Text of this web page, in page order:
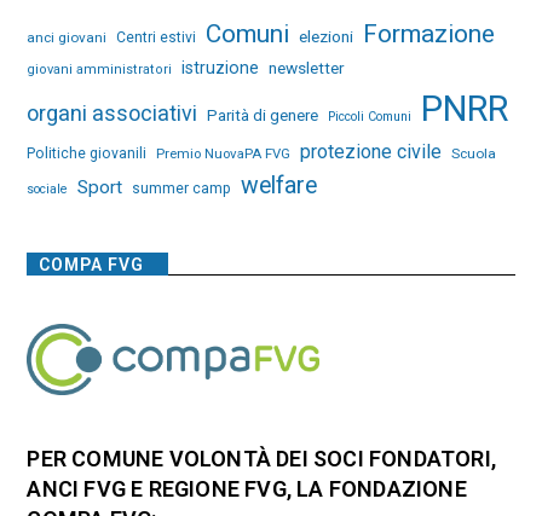
anci giovani Centri estivi Comuni elezioni Formazione
giovani amministratori istruzione newsletter
organi associativi Parità di genere Piccoli Comuni PNRR
Politiche giovanili Premio NuovaPA FVG protezione civile Scuola
sociale Sport summer camp welfare
COMPA FVG
PER COMUNE VOLONTÀ DEI SOCI FONDATORI,
ANCI FVG E REGIONE FVG, LA FONDAZIONE